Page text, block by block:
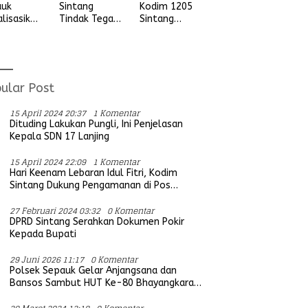
Desa
Ria
Sintang
Tindak Tegas
Umum
Kodim 1205
Sintang
Koramil
Post
15 April 2024 20:37 1 Komentar
Dituding Lakukan Pungli, Ini Penjelasan
Kepala SDN 17 Lanjing
15 April 2024 22:09 1 Komentar
Hari Keenam Lebaran Idul Fitri, Kodim
Sintang Dukung Pengamanan di Pos
27 Februari 2024 03:32 0 Komentar
DPRD Sintang Serahkan Dokumen Pokir
Kepada Bupati
29 Juni 2026 11:17 0 Komentar
Polsek Sepauk Gelar Anjangsana dan
Bansos Sambut HUT Ke-80 Bhayangkara